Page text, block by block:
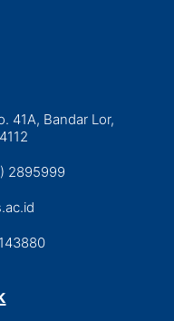
41A, Bandar Lor,
2895999